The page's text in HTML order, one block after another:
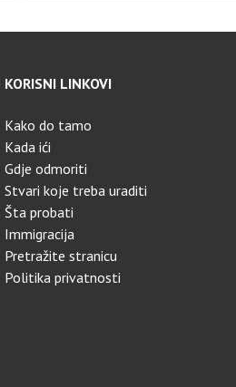
KORISNI LINKOVI
Kako do tamo
Kada ići
Gdje odmoriti
Stvari koje treba uraditi
Šta probati
Immigracija
Pretražite stranicu
Politika privatnosti